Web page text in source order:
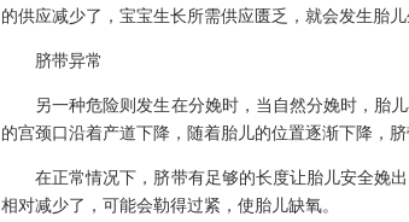
的供应减少了，宝宝生长所需供应匮乏，就会发生胎
脐带异常
另一种危险则发生在分娩时，当自然分娩时，胎儿
的宫颈口沿着产道下降，随着胎儿的位置逐渐下降，脐
在正常情况下，脐带有足够的长度让胎儿安全娩出
相对减少了，可能会勒得过紧，使胎儿缺氧。